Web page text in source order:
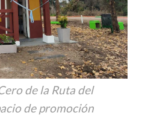
de la Ruta del
de promoción